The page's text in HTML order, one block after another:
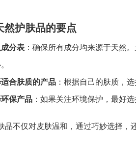
然护肤品的要点
分表 ：确保所有成分均来源于天然
合肤质的产品 ：根据自己的肤质，
保产品 ：如果关注环境保护，最好
品不仅对皮肤温和，通过巧妙选择，